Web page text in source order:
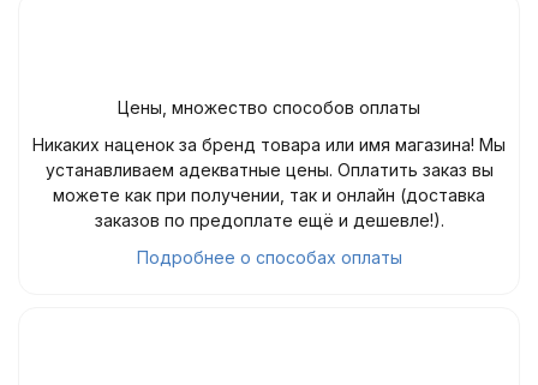
Цены, множество способов оплаты
Никаких наценок за бренд товара или имя магазина! Мы
устанавливаем адекватные цены. Оплатить заказ вы
можете как при получении, так и онлайн (доставка
заказов по предоплате ещё и дешевле!).
Подробнее о способах оплаты